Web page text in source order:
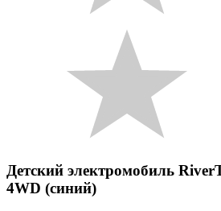
Детский электромобиль
4WD (синий)